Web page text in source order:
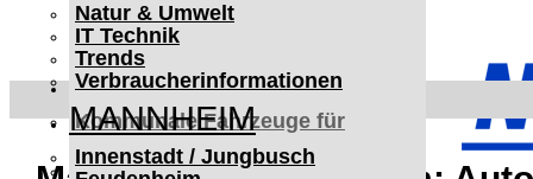
Natur & Umwelt
IT Technik
Trends
Verbraucherinformationen
MANNHEIM
Innenstadt / Jungbusch
< UKRAINE >
Kommunale Fahrzeuge für
Czernowitz
Nutzfahrzeuge für Czernowitz